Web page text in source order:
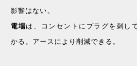
影響はない。
電場は、コンセントにプラグを刺し
かる。アースにより削減できる。